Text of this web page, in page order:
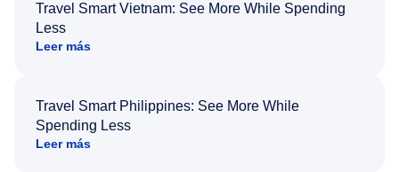
Travel Smart Vietnam: See More While Spending
Less
Leer más
Travel Smart Philippines: See More While
Spending Less
Leer más